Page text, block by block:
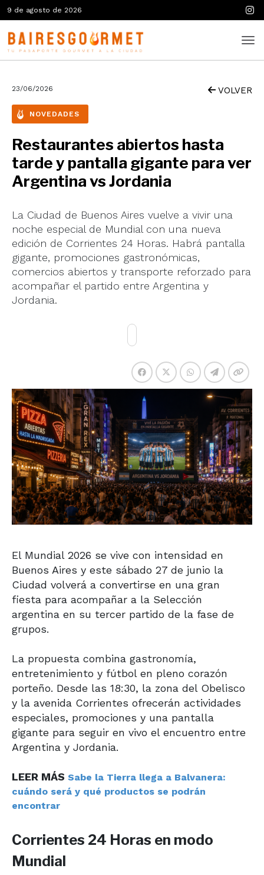
9 de agosto de 2026
23/06/2026 VOLVER
NOVEDADES
Restaurantes abiertos hasta
tarde y pantalla gigante para ver
Argentina vs Jordania
La Ciudad de Buenos Aires vuelve a vivir una
noche especial de Mundial con una nueva
edición de Corrientes 24 Horas. Habrá pantalla
gigante, promociones gastronómicas,
comercios abiertos y transporte reforzado para
acompañar el partido entre Argentina y
Jordania.
El Mundial 2026 se vive con intensidad en
Buenos Aires y este sábado 27 de junio la
Ciudad volverá a convertirse en una gran
fiesta para acompañar a la Selección
argentina en su tercer partido de la fase de
grupos.
La propuesta combina gastronomía,
entretenimiento y fútbol en pleno corazón
porteño. Desde las 18:30, la zona del Obelisco
y la avenida Corrientes ofrecerán actividades
especiales, promociones y una pantalla
gigante para seguir en vivo el encuentro entre
Argentina y Jordania.
LEER MÁS Sabe la Tierra llega a Balvanera:
cuándo será y qué productos se podrán
encontrar
Corrientes 24 Horas en modo
Mundial